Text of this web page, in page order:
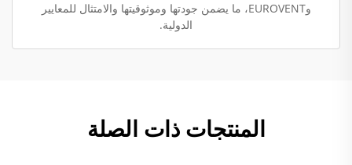
وEUROVENT، ما يضمن جودتها وموثوقيتها والامتثال للمعايير
الدولية.
المنتجات ذات الصلة